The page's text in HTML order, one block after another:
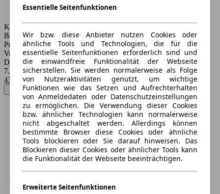
Essentielle Seitenfunktionen
Wir bzw. diese Anbieter nutzen Cookies oder
ähnliche Tools und Technologien, die für die
essentielle Seitenfunktionen erforderlich sind und
die einwandfreie Funktionalität der Webseite
sicherstellen. Sie werden normalerweise als Folge
von Nutzeraktivitäten genutzt, um wichtige
Funktionen wie das Setzen und Aufrechterhalten
von Anmeldedaten oder Datenschutzeinstellungen
zu ermöglichen. Die Verwendung dieser Cookies
bzw. ähnlicher Technologien kann normalerweise
nicht abgeschaltet werden. Allerdings können
bestimmte Browser diese Cookies oder ähnliche
Tools blockieren oder Sie darauf hinweisen. Das
Blockieren dieser Cookies oder ähnlicher Tools kann
die Funktionalität der Webseite beeinträchtigen.
Erweiterte Seitenfunktionen
Kraftstoff:
Benzin und Elektro
Preise:
Von 1.600 € bis 16.500 €
Durchschnittspreis:
7.069 €
439 Treffer